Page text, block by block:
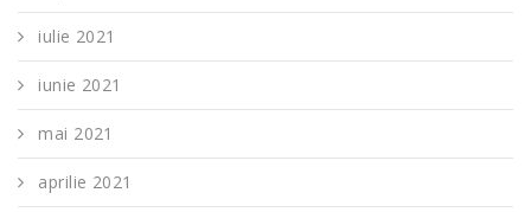
iulie 2021
iunie 2021
mai 2021
aprilie 2021